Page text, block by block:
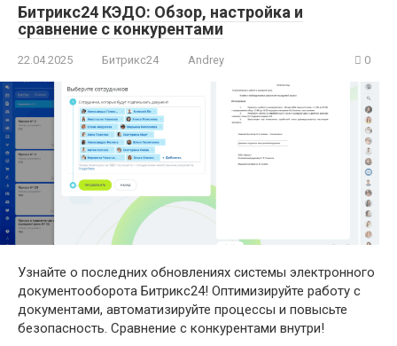
Битрикс24 КЭДО: Обзор, настройка и
сравнение с конкурентами
22.04.2025 Битрикс24 Andrey 0
Узнайте о последних обновлениях системы электронного
документооборота Битрикс24! Оптимизируйте работу с
документами, автоматизируйте процессы и повысьте
безопасность. Сравнение с конкурентами внутри!